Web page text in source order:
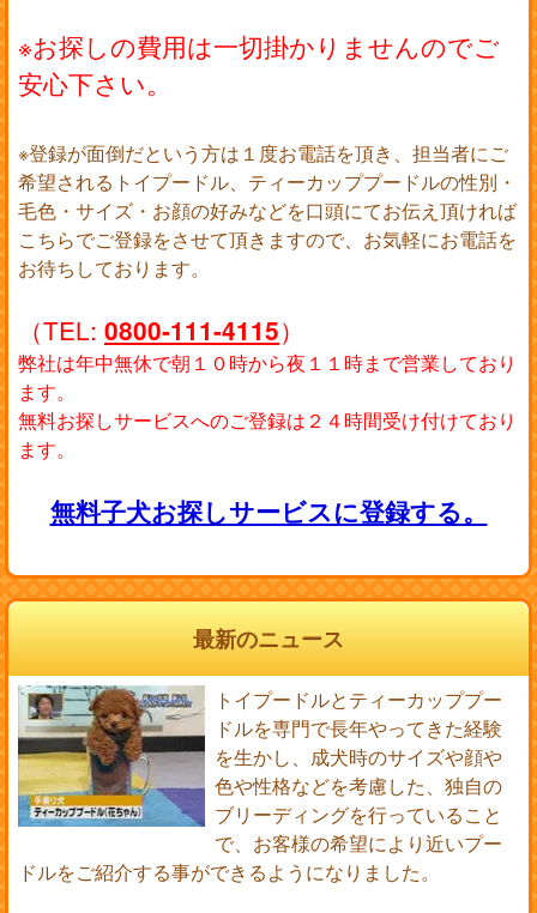
※お探しの費用は一切掛かりませんのでご
安心下さい。
※登録が面倒だという方は１度お電話を頂き、担当者にご
希望されるトイプードル、ティーカッププードルの性別・
毛色・サイズ・お顔の好みなどを口頭にてお伝え頂ければ
こちらでご登録をさせて頂きますので、お気軽にお電話を
お待ちしております。
（TEL: 0800-111-4115）
弊社は年中無休で朝１０時から夜１１時まで営業しており
ます。
無料お探しサービスへのご登録は２４時間受け付けており
ます。
無料子犬お探しサービスに登録する。
最新のニュース
トイプードルとティーカッププー
ドルを専門で長年やってきた経験
を生かし、成犬時のサイズや顔や
色や性格などを考慮した、独自の
ブリーディングを行っていること
で、お客様の希望により近いプー
ドルをご紹介する事ができるようになりました。